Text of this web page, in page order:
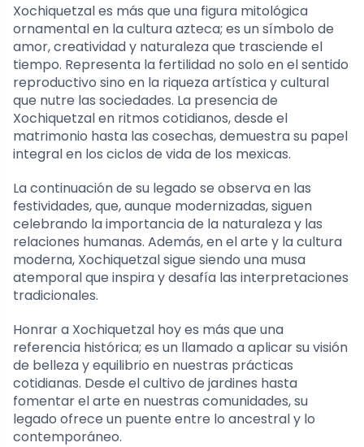
Xochiquetzal es más que una figura mitológica
ornamental en la cultura azteca; es un símbolo de
amor, creatividad y naturaleza que trasciende el
tiempo. Representa la fertilidad no solo en el sentido
reproductivo sino en la riqueza artística y cultural
que nutre las sociedades. La presencia de
Xochiquetzal en ritmos cotidianos, desde el
matrimonio hasta las cosechas, demuestra su papel
integral en los ciclos de vida de los mexicas.
La continuación de su legado se observa en las
festividades, que, aunque modernizadas, siguen
celebrando la importancia de la naturaleza y las
relaciones humanas. Además, en el arte y la cultura
moderna, Xochiquetzal sigue siendo una musa
atemporal que inspira y desafía las interpretaciones
tradicionales.
Honrar a Xochiquetzal hoy es más que una
referencia histórica; es un llamado a aplicar su visión
de belleza y equilibrio en nuestras prácticas
cotidianas. Desde el cultivo de jardines hasta
fomentar el arte en nuestras comunidades, su
legado ofrece un puente entre lo ancestral y lo
contemporáneo.